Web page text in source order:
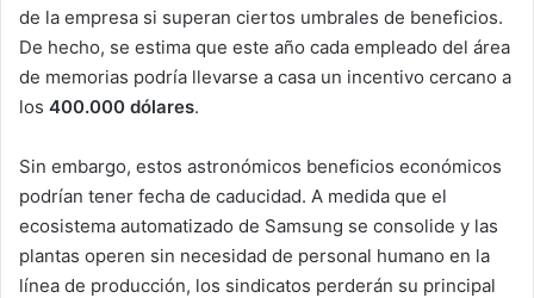
de la empresa si superan ciertos umbrales de beneficios.
De hecho, se estima que este año cada empleado del área
de memorias podría llevarse a casa un incentivo cercano a
los 400.000 dólares.
Sin embargo, estos astronómicos beneficios económicos
podrían tener fecha de caducidad. A medida que el
ecosistema automatizado de Samsung se consolide y las
plantas operen sin necesidad de personal humano en la
línea de producción, los sindicatos perderán su principal